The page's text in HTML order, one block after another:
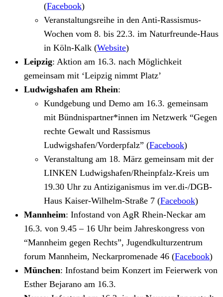
(Facebook)
Veranstaltungsreihe in den Anti-Rassismus-
Wochen vom 8. bis 22.3. im Naturfreunde-Haus
in Köln-Kalk (Website)
Leipzig: Aktion am 16.3. nach Möglichkeit
gemeinsam mit ‘Leipzig nimmt Platz’
Ludwigshafen am Rhein:
Kundgebung und Demo am 16.3. gemeinsam
mit Bündnispartner*innen im Netzwerk “Gegen
rechte Gewalt und Rassismus
Ludwigshafen/Vorderpfalz” (Facebook)
Veranstaltung am 18. März gemeinsam mit der
LINKEN Ludwigshafen/Rheinpfalz-Kreis um
19.30 Uhr zu Antiziganismus im ver.di-/DGB-
Haus Kaiser-Wilhelm-Straße 7 (Facebook)
Mannheim: Infostand von AgR Rhein-Neckar am
16.3. von 9.45 – 16 Uhr beim Jahreskongress von
“Mannheim gegen Rechts”, Jugendkulturzentrum
forum Mannheim, Neckarpromenade 46 (Facebook)
München: Infostand beim Konzert im Feierwerk von
Esther Bejarano am 16.3.